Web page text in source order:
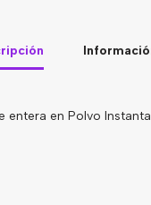
entera en Polvo